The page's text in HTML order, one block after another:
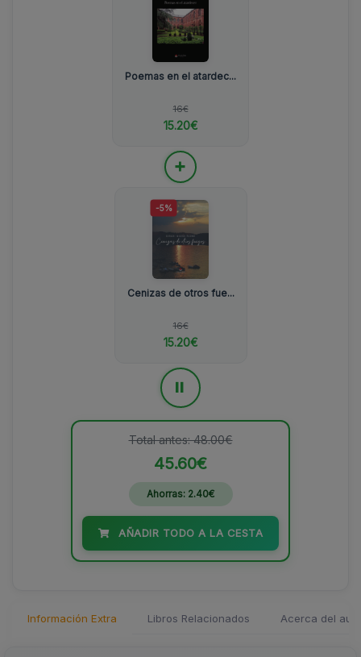
Poemas en el atardec...
16€
15.20€
+
-5%
Cenizas de otros fue...
16€
15.20€
Total antes: 48.00€
45.60€
Ahorras: 2.40€
AÑADIR TODO A LA CESTA
Información Extra Libros Relacionados Acerca del